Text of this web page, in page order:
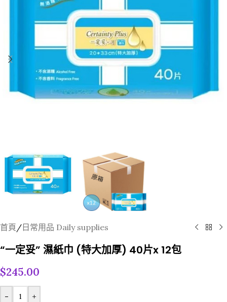
首頁/ 日常用品 Daily supplies
“一定妥” 濕紙巾 (特大加厚) 40片x 12包
$245.00
- +